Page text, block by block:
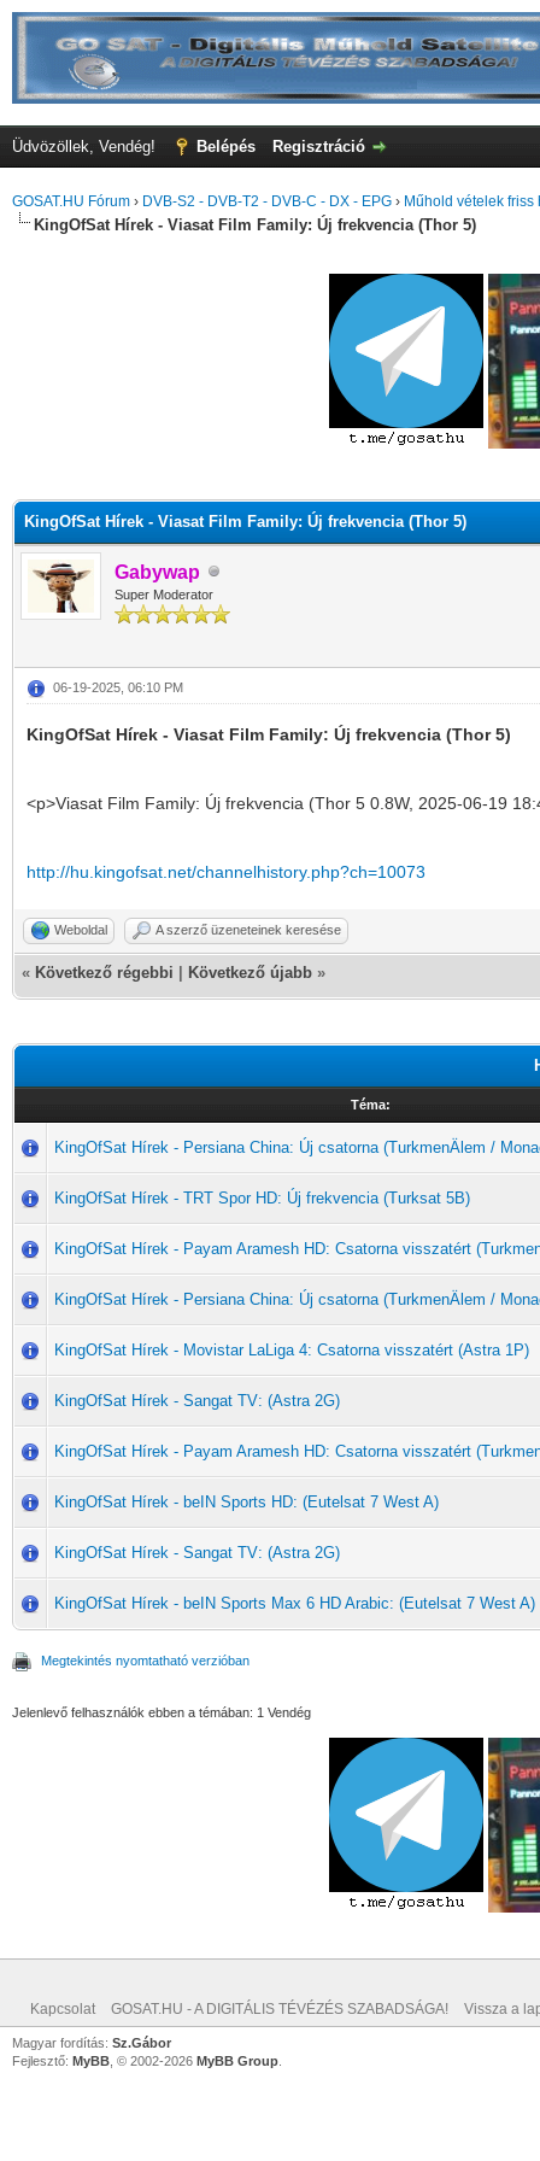
Üdvözöllek, Vendég! Belépés Regisztráció
GOSAT.HU Fórum › DVB-S2 - DVB-T2 - DVB-C - DX - EPG › Műhold vételek friss
KingOfSat Hírek - Viasat Film Family: Új frekvencia (Thor 5)
KingOfSat Hírek - Viasat Film Family: Új frekvencia (Thor 5)
Gabywap
Super Moderator
06-19-2025, 06:10 PM
KingOfSat Hírek - Viasat Film Family: Új frekvencia (Thor 5)
<p>Viasat Film Family: Új frekvencia (Thor 5 0.8W, 2025-06-19
http://hu.kingofsat.net/channelhistory.php?ch=10073
Weboldal A szerző üzeneteinek keresése
« Következő régebbi Következő újabb »
Téma:
KingOfSat Hírek - Persiana China: Új csatorna (TurkmenÄlem /
KingOfSat Hírek - TRT Spor HD: Új frekvencia (Turksat 5B)
KingOfSat Hírek - Payam Aramesh HD: Csatorna visszatért
KingOfSat Hírek - Persiana China: Új csatorna (TurkmenÄlem /
KingOfSat Hírek - Movistar LaLiga 4: Csatorna visszatért (Astra 1P)
KingOfSat Hírek - Sangat TV: (Astra 2G)
KingOfSat Hírek - Payam Aramesh HD: Csatorna visszatért
KingOfSat Hírek - beIN Sports HD: (Eutelsat 7 West A)
KingOfSat Hírek - Sangat TV: (Astra 2G)
KingOfSat Hírek - beIN Sports Max 6 HD Arabic: (Eutelsat 7 West A)
Megtekintés nyomtatható verzióban
Jelenlevő felhasználók ebben a témában: 1 Vendég
Kapcsolat GOSAT.HU - A DIGITÁLIS TÉVÉZÉS SZABADSÁGA! Vissza a
Magyar fordítás: Sz.Gábor
Fejlesztő: MyBB , © 2002-2026 MyBB Group